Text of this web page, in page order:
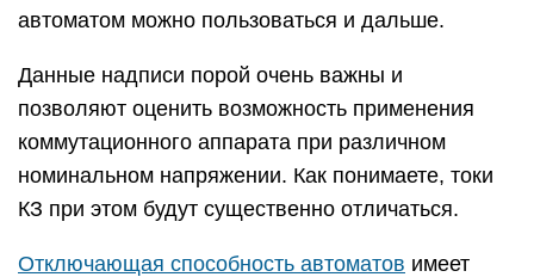
автоматом можно пользоваться и дальше.
Данные надписи порой очень важны и
позволяют оценить возможность применения
коммутационного аппарата при различном
номинальном напряжении. Как понимаете, токи
КЗ при этом будут существенно отличаться.
Отключающая способность автоматов имеет